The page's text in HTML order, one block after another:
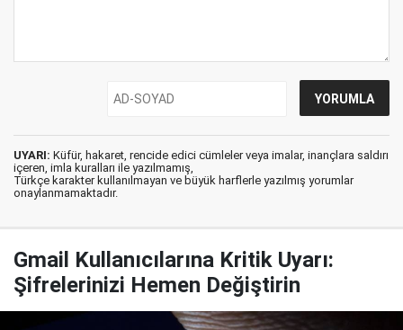
UYARI: Küfür, hakaret, rencide edici cümleler veya imalar, inançlara saldırı
içeren, imla kuralları ile yazılmamış,
Türkçe karakter kullanılmayan ve büyük harflerle yazılmış yorumlar
onaylanmamaktadır.
Gmail Kullanıcılarına Kritik Uyarı:
Şifrelerinizi Hemen Değiştirin